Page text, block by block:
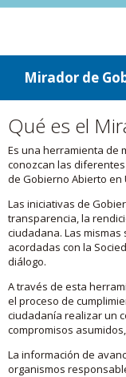
ir a contenido
ir al menú
Mirador de
Qué es el
Es una herramienta de
conozcan las
de Gobierno Abierto en
Las iniciativas de
transparencia, la
ciudadana. Las
acordadas con la
diálogo.
A través de esta
el proceso de
ciudadanía realizar un
compromisos
La información de
organismos